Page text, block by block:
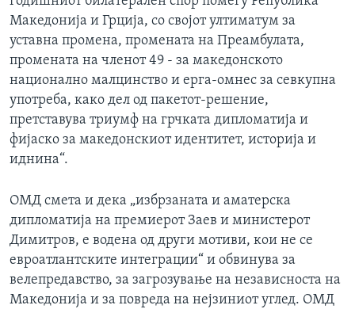
Македонија и Грција, со својот ултиматум за
уставна промена, промената на Преамбулата,
промената на членот 49 - за македонското
национално малцинство и ерга-омнес за севкупна
употреба, како дел од пакетот-решение,
претставува триумф на грчката дипломатија и
фијаско за македонскиот идентитет, историја и
иднина“.
ОМД смета и дека „избрзаната и аматерска
дипломатија на премиерот Заев и министерот
Димитров, е водена од други мотиви, кои не се
евроатлантските интеграции“ и обвинува за
велепредавство, за загрозување на независноста на
Македонија и за повреда на нејзиниот углед. ОМД